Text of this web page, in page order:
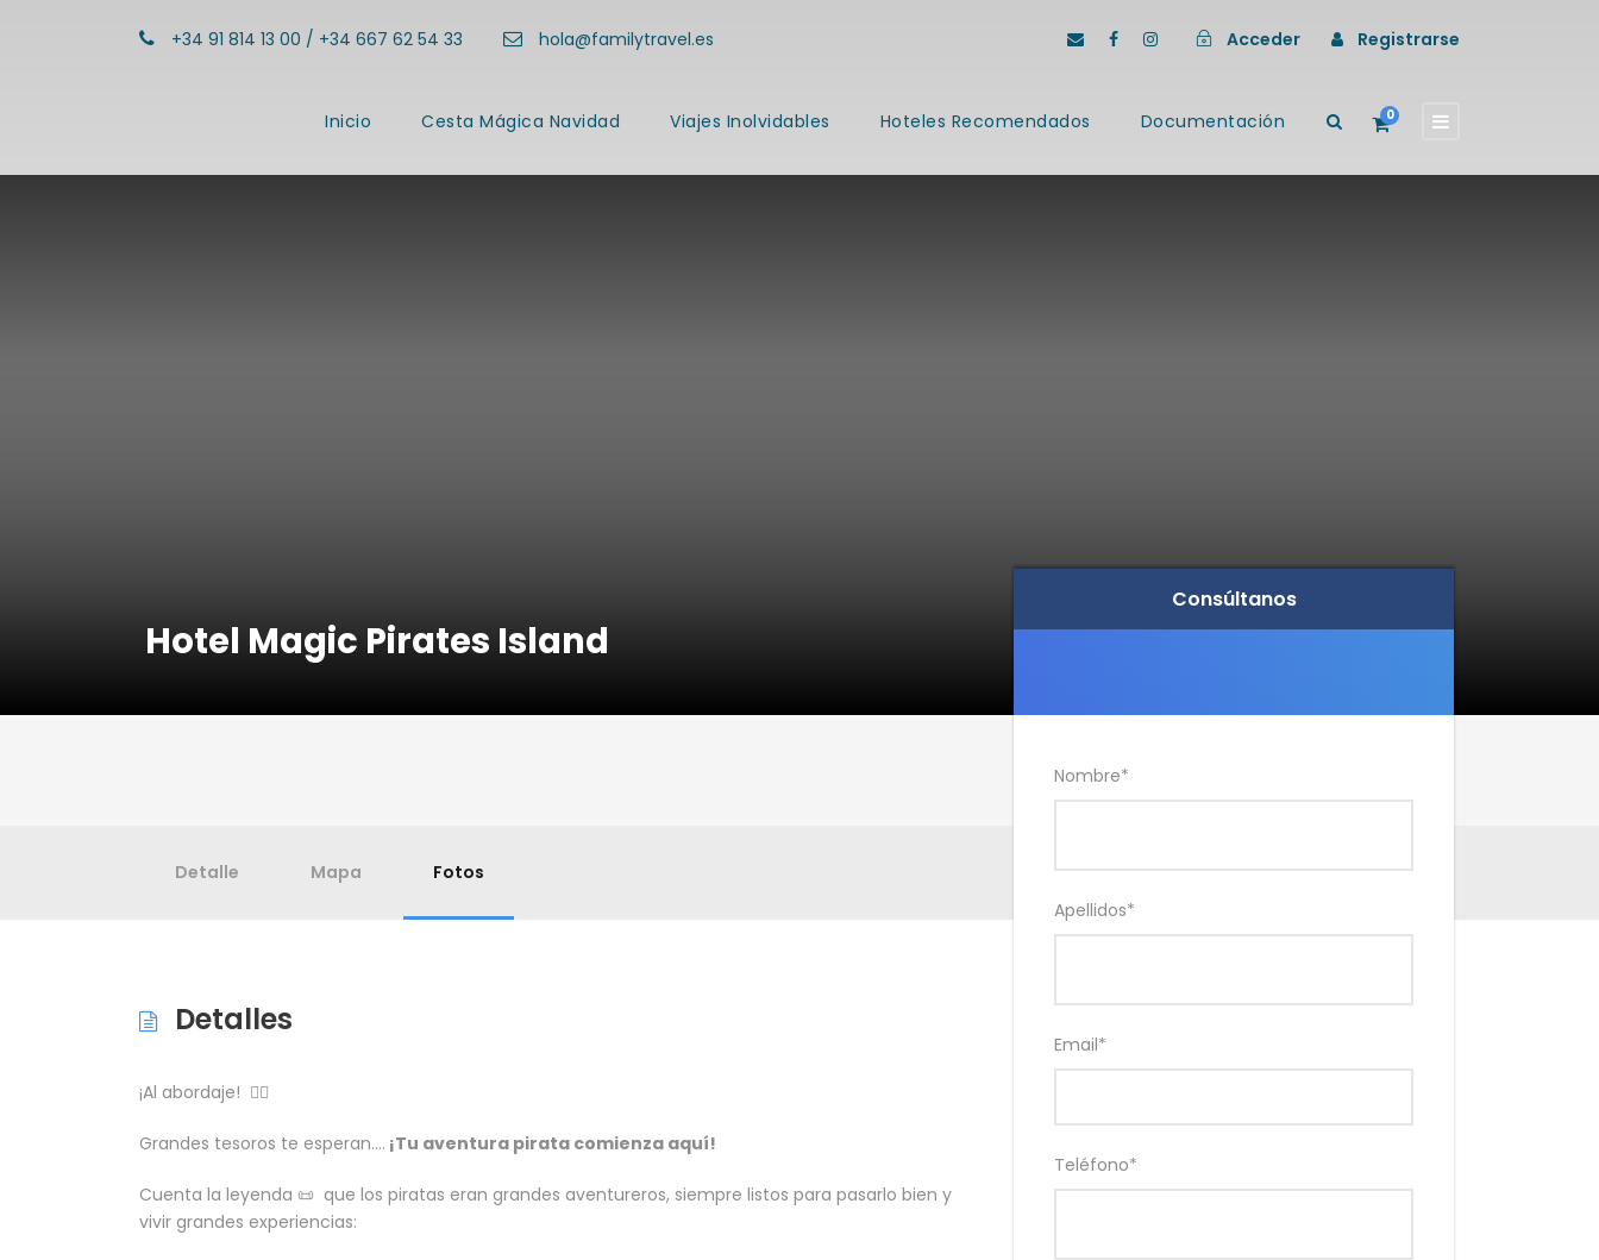
+34 91 814 13 00 / +34 667 62 54 33 hola@familytravel.es Acceder Registrarse
Inicio Cesta Mágica Navidad Viajes Inolvidables Hoteles Recomendados Documentación 0
Hotel Magic Pirates Island
Consúltanos
Consúltanos
Nombre*
Apellidos*
Email*
Teléfono*
Detalle Mapa Fotos
Detalles
¡Al abordaje! 🏴‍☠️
Grandes tesoros te esperan…. ¡Tu aventura pirata comienza aquí!
Cuenta la leyenda 📜 que los piratas eran grandes aventureros, siempre listos para pasarlo bien y
vivir grandes experiencias: